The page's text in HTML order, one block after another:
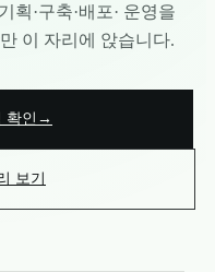
획·구축·배포· 운영을
이 자리에 앉습니다.
확인 →
보기